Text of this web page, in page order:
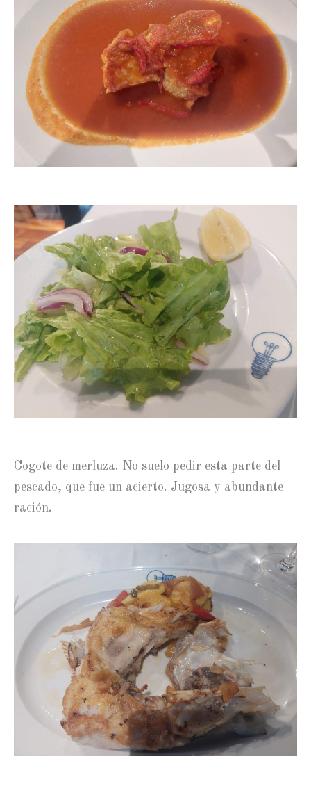
Cogote de merluza. No suelo pedir esta parte del
pescado, que fue un acierto. Jugosa y abundante
ración.